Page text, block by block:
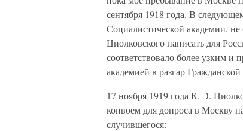
сентября 1918 года. В
Социалистической академии,
Циолковского написать для
соответствовало более узким и
академией в разгар
17 ноября 1919 года К. Э.
конвоем для допроса в Москву
случившегося: